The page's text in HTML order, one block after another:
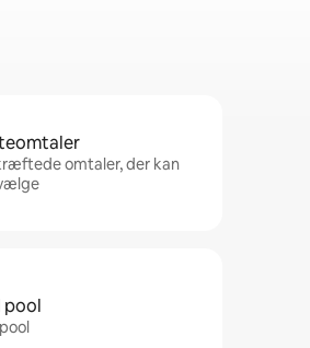
omtaler, der kan
pool